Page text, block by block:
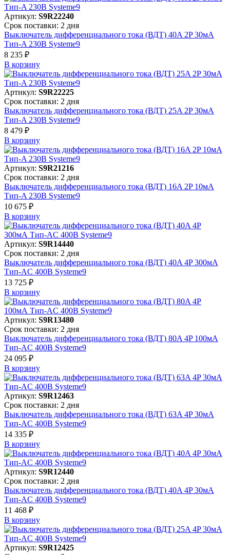
Артикул: S9R22240
Срок поставки: 2 дня
Выключатель дифференциального тока (ВДТ) 40A 2P 30мА
Тип-A 230В Systeme9
8 235 ₽
В корзинy
Артикул: S9R22225
Срок поставки: 2 дня
Выключатель дифференциального тока (ВДТ) 25A 2P 30мА
Тип-A 230В Systeme9
8 479 ₽
В корзинy
Артикул: S9R21216
Срок поставки: 2 дня
Выключатель дифференциального тока (ВДТ) 16A 2P 10мА
Тип-A 230В Systeme9
10 675 ₽
В корзинy
Артикул: S9R14440
Срок поставки: 2 дня
Выключатель дифференциального тока (ВДТ) 40A 4P 300мА
Тип-AC 400В Systeme9
13 725 ₽
В корзинy
Артикул: S9R13480
Срок поставки: 2 дня
Выключатель дифференциального тока (ВДТ) 80A 4P 100мА
Тип-AC 400В Systeme9
24 095 ₽
В корзинy
Артикул: S9R12463
Срок поставки: 2 дня
Выключатель дифференциального тока (ВДТ) 63A 4P 30мА
Тип-AC 400В Systeme9
14 335 ₽
В корзинy
Артикул: S9R12440
Срок поставки: 2 дня
Выключатель дифференциального тока (ВДТ) 40A 4P 30мА
Тип-AC 400В Systeme9
11 468 ₽
В корзинy
Артикул: S9R12425